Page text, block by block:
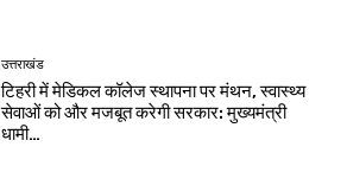
उत्तराखंड
टिहरी में मेडिकल कॉलेज स्थापना पर मंथन, स्वास्थ्य
सेवाओं को और मजबूत करेगी सरकार: मुख्यमंत्री
धामी…